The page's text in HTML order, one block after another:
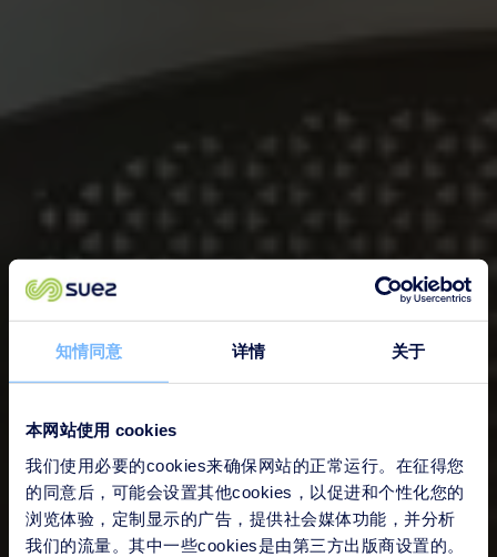
知情同意 详情 关于
本网站使用 cookies
我们使用必要的cookies来确保网站的正常运行。在征得您
的同意后，可能会设置其他cookies，以促进和个性化您的
浏览体验，定制显示的广告，提供社会媒体功能，并分析
我们的流量。其中一些cookies是由第三方出版商设置的。